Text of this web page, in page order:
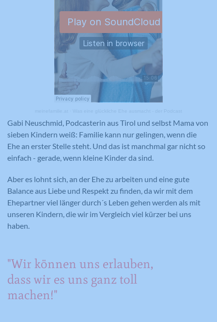
Gabi Neuschmid, Podcasterin aus Tirol und selbst Mama von
sieben Kindern weiß: Familie kann nur gelingen, wenn die
Ehe an erster Stelle steht. Und das ist manchmal gar nicht so
einfach - gerade, wenn kleine Kinder da sind.
Aber es lohnt sich, an der Ehe zu arbeiten und eine gute
Balance aus Liebe und Respekt zu finden, da wir mit dem
Ehepartner viel länger durch´s Leben gehen werden als mit
unseren Kindern, die wir im Vergleich viel kürzer bei uns
haben.
"Wir können uns erlauben,
dass wir es uns ganz toll
machen!"